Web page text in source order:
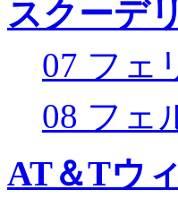
スクーデ
07 フェ
08 フェ
AT＆Tウ